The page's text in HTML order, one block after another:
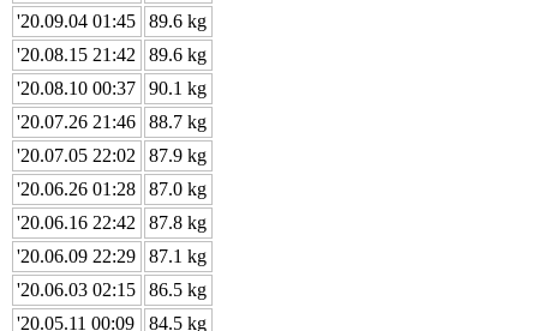
'20.09.04 01:45
89.6 kg
'20.08.15 21:42
89.6 kg
'20.08.10 00:37
90.1 kg
'20.07.26 21:46
88.7 kg
'20.07.05 22:02
87.9 kg
'20.06.26 01:28
87.0 kg
'20.06.16 22:42
87.8 kg
'20.06.09 22:29
87.1 kg
'20.06.03 02:15
86.5 kg
'20.05.11 00:09
84.5 kg